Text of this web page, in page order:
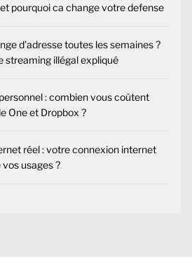
pourquoi ca change votre defense
d’adresse toutes les semaines ?
streaming illégal expliqué
: combien vous coûtent
One et Dropbox ?
réel : votre connexion internet
usages ?